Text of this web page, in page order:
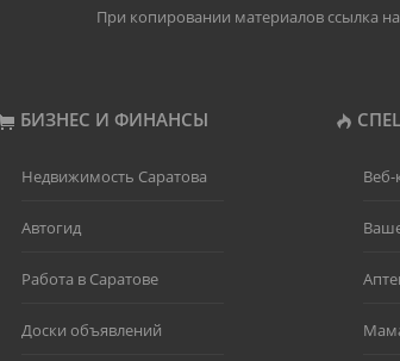
При копировании материалов ссылка на
БИЗНЕС И ФИНАНСЫ
Недвижимость Саратова
Автогид
Работа в Саратове
Доски объявлений